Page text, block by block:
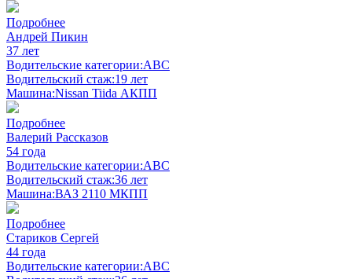
Подробнее
Андрей Пикин
37 лет
Водительские категории:ABC
Водительский стаж:19 лет
Машина:Nissan Tiida АКПП
Подробнее
Валерий Рассказов
54 года
Водительские категории:ABC
Водительский стаж:36 лет
Машина:ВАЗ 2110 МКПП
Подробнее
Стариков Сергей
44 года
Водительские категории:ABC